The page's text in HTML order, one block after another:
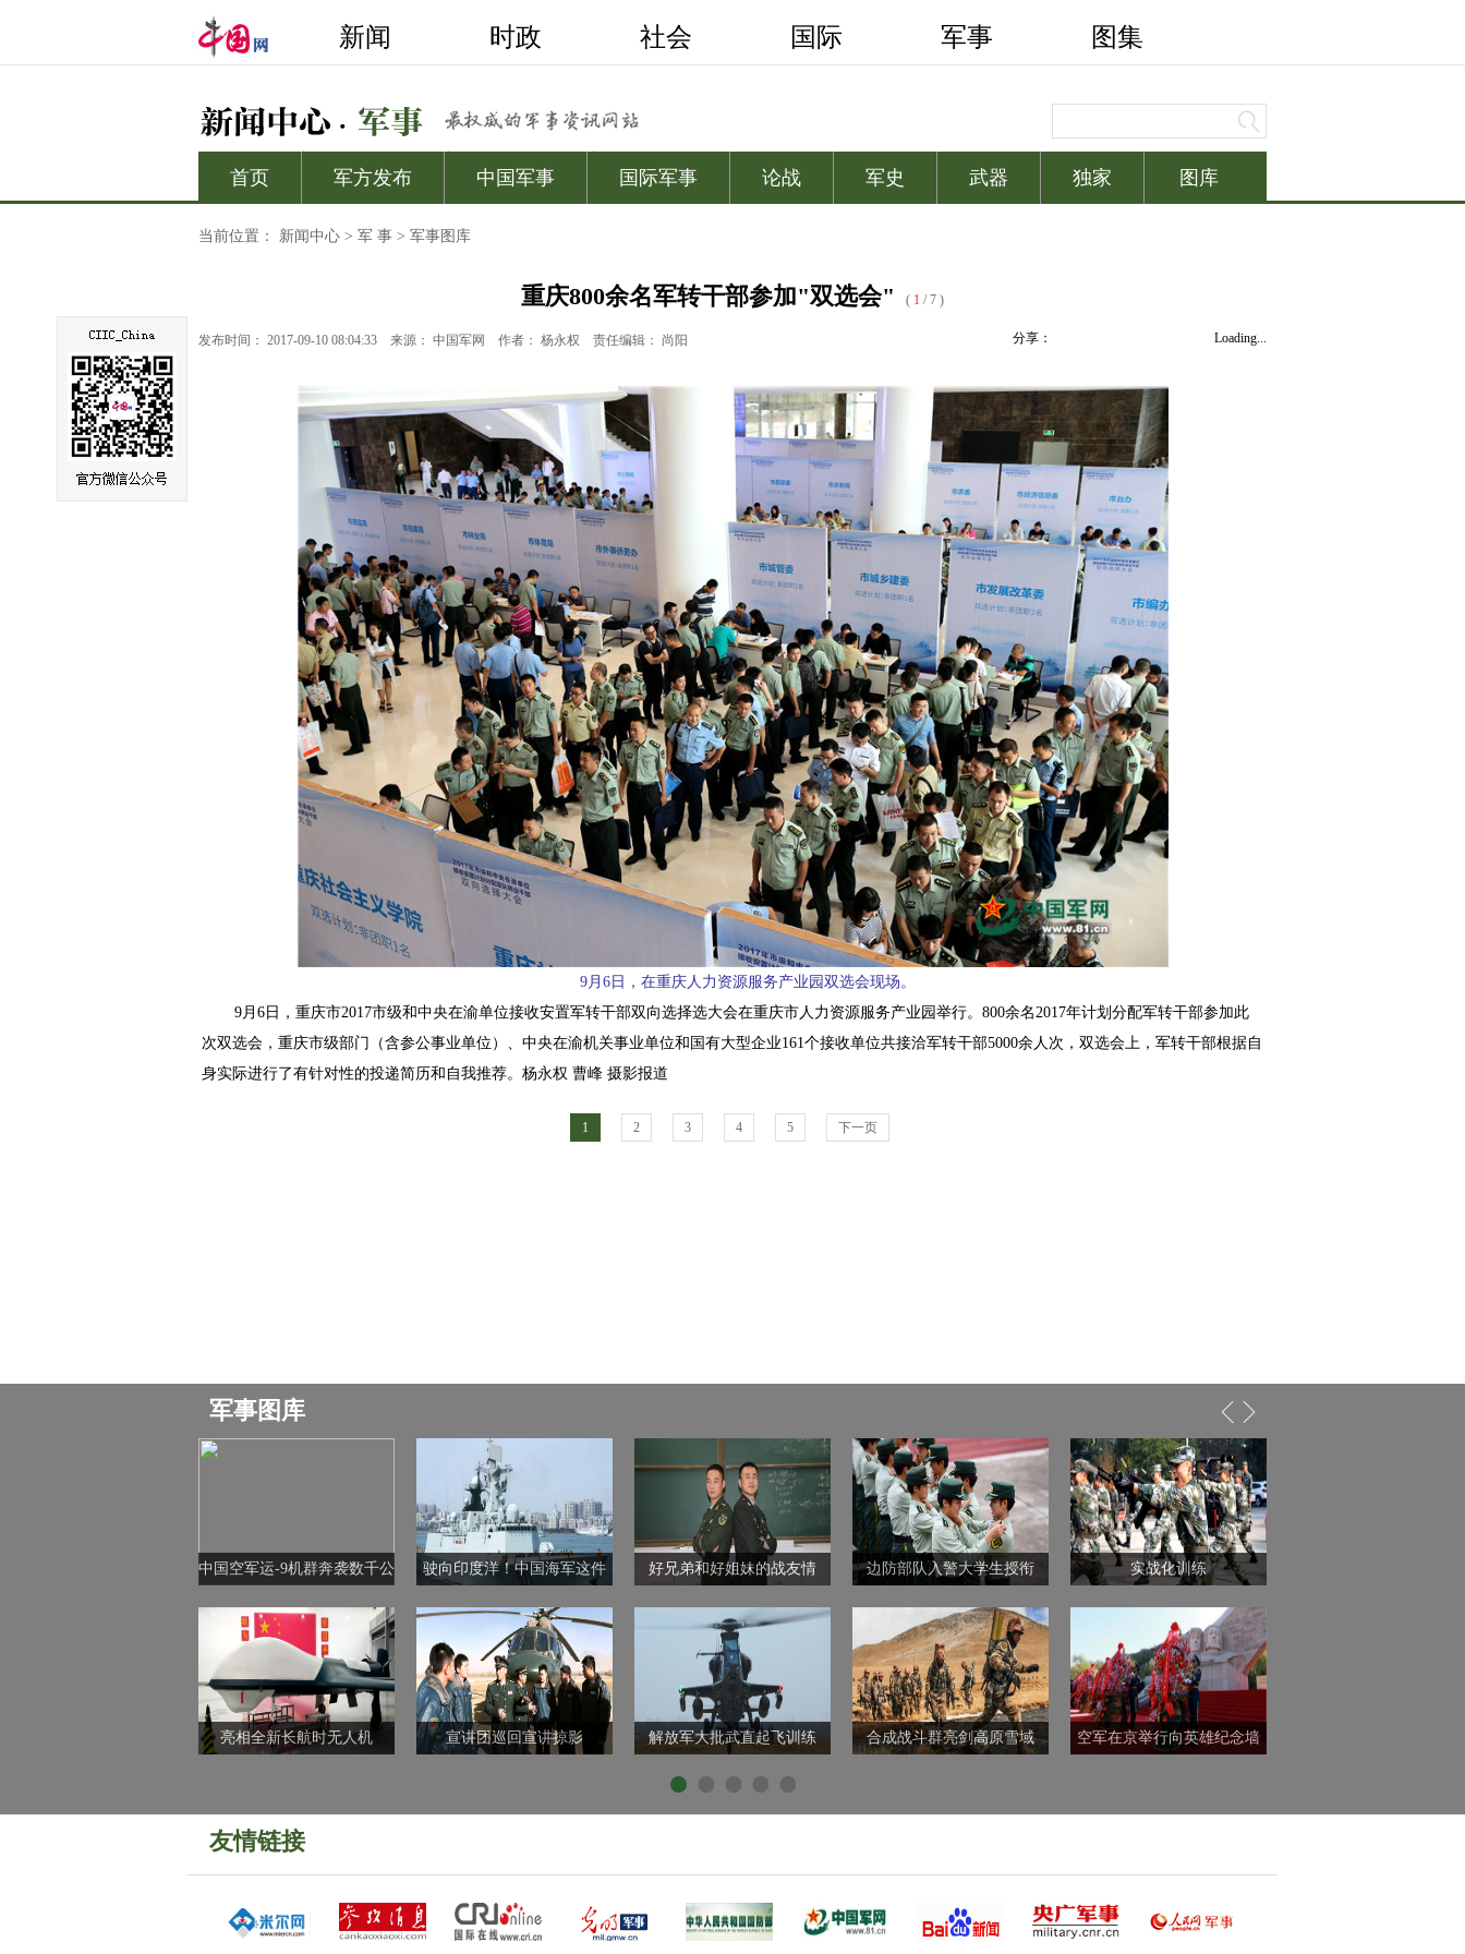
当前位置： 新闻中心 > 军 事 > 军事图库
重庆800余名军转干部参加"双选会" ( 1 / 7 )
发布时间： 2017-09-10 08:04:33 来源： 中国军网 作者： 杨永权 责任编辑： 尚阳 Loading...
分享：
9月6日，在重庆人力资源服务产业园双选会现场。
9月6日，重庆市2017市级和中央在渝单位接收安置军转干部双向选择选大会在重庆市人力资源服务产业园举行。800余名2017年计划分配军转干部参加此
次双选会，重庆市级部门（含参公事业单位）、中央在渝机关事业单位和国有大型企业161个接收单位共接洽军转干部5000余人次，双选会上，军转干部根据自
身实际进行了有针对性的投递简历和自我推荐。杨永权 曹峰 摄影报道
1 2 3 4 5 下一页